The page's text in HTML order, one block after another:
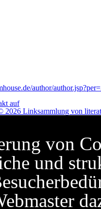
author/
auf
2026 Linksammlung von
von
und